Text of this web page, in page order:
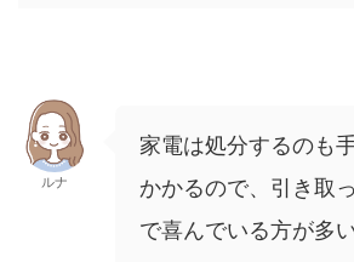
ルナ
家電は処分するのも
かかるので、引き取
で喜んでいる方が多